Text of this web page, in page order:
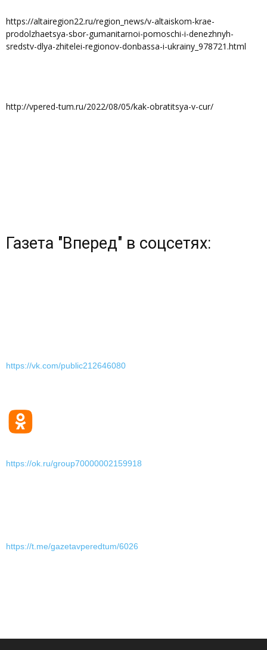
https://altairegion22.ru/region_news/v-altaiskom-krae-
prodolzhaetsya-sbor-gumanitarnoi-pomoschi-i-denezhnyh-
sredstv-dlya-zhitelei-regionov-donbassa-i-ukrainy_978721.html
http://vpered-tum.ru/2022/08/05/kak-obratitsya-v-cur/
Газета "Вперед" в соцсетях:
https://vk.com/public212646080
https://ok.ru/group70000002159918
https://t.me/gazetavperedtum/6026